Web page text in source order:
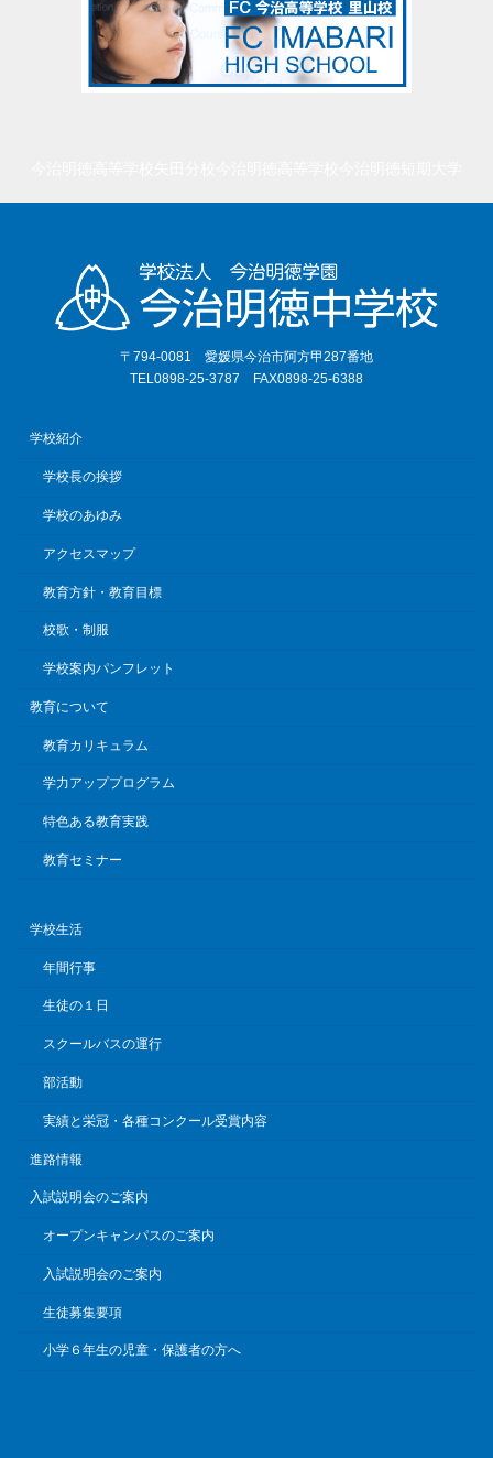
〒794-0081 愛媛県今治市阿方甲287番地
TEL0898-25-3787 FAX0898-25-6388
学校紹介
学校長の挨拶
学校のあゆみ
アクセスマップ
教育方針・教育目標
校歌・制服
学校案内パンフレット
教育について
教育カリキュラム
学力アッププログラム
特色ある教育実践
教育セミナー
学校生活
年間行事
生徒の１日
スクールバスの運行
部活動
実績と栄冠・各種コンクール受賞内容
進路情報
入試説明会のご案内
オープンキャンパスのご案内
入試説明会のご案内
生徒募集要項
小学６年生の児童・保護者の方へ